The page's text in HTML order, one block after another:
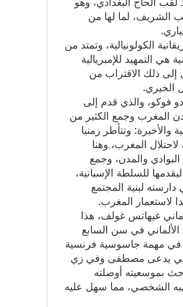
الشريف، لما لها من
الكولونيالية، وتمتد من
هي التمهيد للإمبريالية
إلى ذلك الاقتراب من
الخيري.
فوكو، والذي قدم إلى
المغرب وجمع الكثير من
والأخيرة: وتتأطر زمنيا
المغرب، وهنا
والمدن، وجمع
للسلطة الإسبانية،
لبنية المجتمع
لاستعمار المغرب.
غيهاتس غولف، هذا
في سن السابع
في مهمة جاسوسية فرنسية
يدعى مصطفى وفي زي
بموسعيته أوصلته
الشخصي، مما سهل عليه